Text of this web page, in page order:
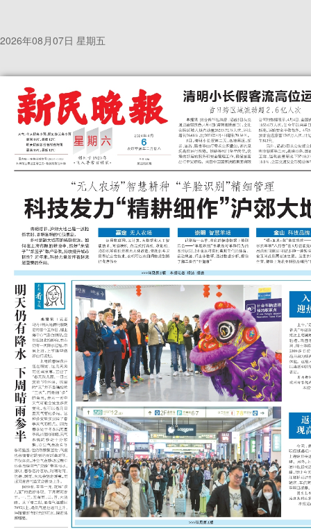
2026年08月07日 星期五